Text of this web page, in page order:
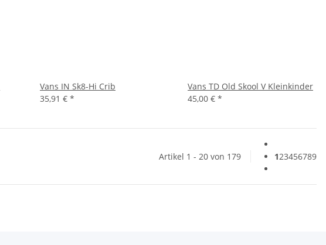
Vans IN Sk8-Hi Crib
35,91 € *
Vans TD Old Skool V Kleinkinder
45,00 € *
Artikel 1 - 20 von 179 123456789